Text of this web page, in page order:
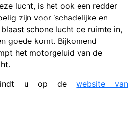
lucht, is het ook een redder
zijn voor ‘schadelijke en
schone lucht de ruimte in,
goede komt. Bijkomend
het motorgeluid van de
vindt u op dewebsite van